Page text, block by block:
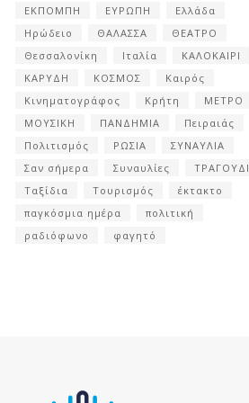
ΕΚΠΟΜΠΗ
ΕΥΡΩΠΗ
Ελλάδα
Ηρώδειο
ΘΑΛΑΣΣΑ
ΘΕΑΤΡΟ
Θεσσαλονίκη
Ιταλία
ΚΑΛΟΚΑΙΡΙ
ΚΑΡΥΔΗ
ΚΟΣΜΟΣ
Καιρός
Κινηματογράφος
Κρήτη
ΜΕΤΡΟ
ΜΟΥΣΙΚΗ
ΠΑΝΔΗΜΙΑ
Πειραιάς
Πολιτισμός
ΡΩΣΙΑ
ΣΥΝΑΥΛΙΑ
Σαν σήμερα
Συναυλίες
ΤΡΑΓΟΥΔΙ
Ταξίδια
Τουρισμός
έκτακτο
παγκόσμια ημέρα
πολιτική
ραδιόφωνο
φαγητό